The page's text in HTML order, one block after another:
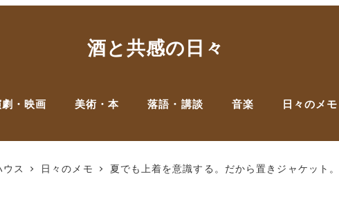
酒と共感の日々
・映画 美術・本 落語・講談 音楽 日々のメモ
ス 日々のメモ 夏でも上着を意識する。だから置きジャケット。